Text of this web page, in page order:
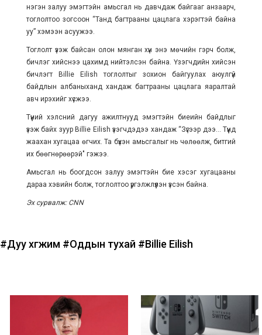
нэгэн залуу эмэгтэйн амьсгал нь давчдаж байгааг анзаарч,
тоглолтоо зогсоон “Танд багтрааны цацлага хэрэгтэй байна
уу” хэмээн асуужээ.
Тоглолт үзэж байсан олон мянган хүн энэ мөчийн гэрч болж,
бичлэг хийснээ цахимд нийтэлсэн байна. Үзэгчдийн хийсэн
бичлэгт
Billie Eilish тоглолтыг зохион байгуулах аюулгүй
байдлын албаныханд хандаж багтрааны цацлага яаралтай
авч ирэхийг хүсжээ.
Түүний хэлсний дагуу ажилтнууд эмэгтэйн биеийн байдлыг
үзэж байх зуур Billie Eilish үзэгчдэдээ хандаж “Зүгээр дээ... Түүнд
жаахан хугацаа өгчих. Та бүхэн амьсгалыг нь чөлөөлж, битгий
их бөөгнөрөөрэй" гэжээ.
Амьсгал нь боогдсон залуу эмэгтэйн бие хэсэг хугацааны
дараа хэвийн болж, тоглолтоо үргэлжлүүлэн үзсэн байна.
Эх сурвалж: CNN
#Дуу хөгжим #Оддын тухай #Billie Eilish